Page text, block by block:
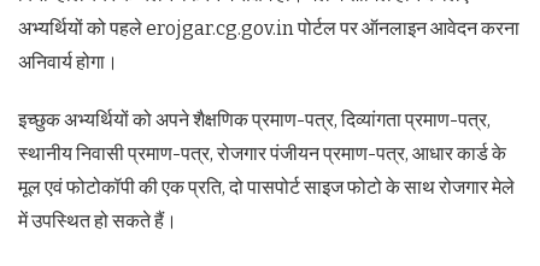
अभ्यर्थियों को पहले erojgar.cg.gov.in पोर्टल पर ऑनलाइन आवेदन करना
अनिवार्य होगा।
इच्छुक अभ्यर्थियों को अपने शैक्षणिक प्रमाण-पत्र, दिव्यांगता प्रमाण-पत्र,
स्थानीय निवासी प्रमाण-पत्र, रोजगार पंजीयन प्रमाण-पत्र, आधार कार्ड के
मूल एवं फोटोकॉपी की एक प्रति, दो पासपोर्ट साइज फोटो के साथ रोजगार मेले
में उपस्थित हो सकते हैं।